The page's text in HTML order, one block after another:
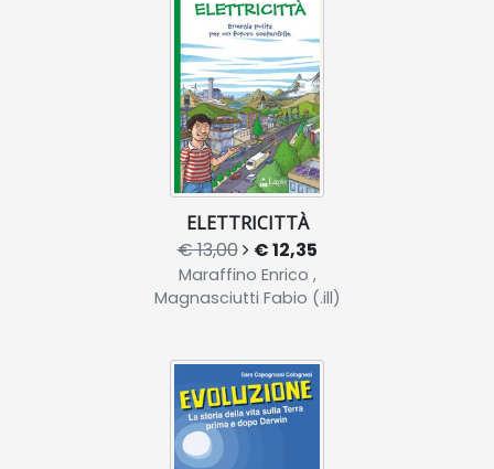
ELETTRICITTÀ
€ 13,00 € 12,35
Maraffino Enrico ,
Magnasciutti Fabio (.ill)